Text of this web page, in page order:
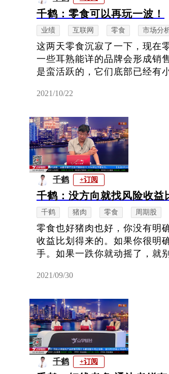
千鹤：零食可以再玩一波！
业绩 互联网 零食 市场分
这两天零食沉寂了一下，现在
一些耳熟能详的品牌会形成销
是蛮活跃的，它们底部已经有
2021/10/22
千鹤 +订阅
千鹤：没方向就找风险收益
千鹤 猪肉 零食 周期股
零食也好猪肉也好，你没有明
收益比划得来的。如果你很明
手。如果一跌你就动摇了，就
2021/09/30
千鹤 +订阅